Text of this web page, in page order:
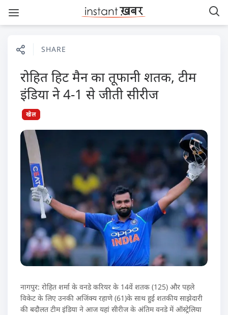
SHARE
रोहित हिट मैन का तूफानी शतक, टीम
इंडिया ने 4-1 से जीती सीरीज
खेल
नागपुर: रोहित शर्मा के वनडे करियर के 14वें शतक (125) और पहले
विकेट के लिए उनकी अजिंक्‍य रहाणे (61)के साथ हुई शतकीय साझेदारी
की बदौलत टीम इंडिया ने आज यहां सीरीज के अंतिम वनडे में ऑस्‍ट्रेलिया